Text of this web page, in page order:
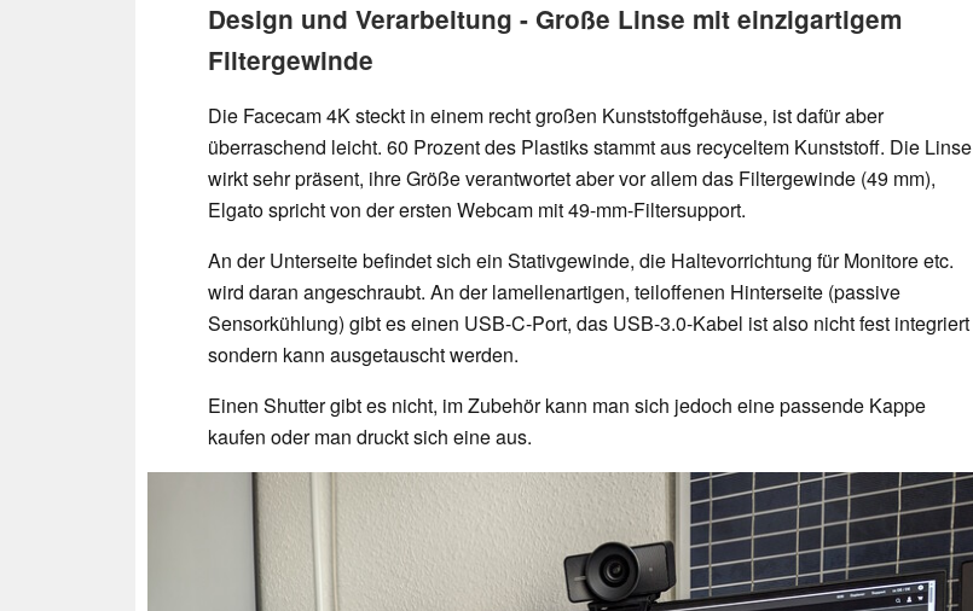
Design und Verarbeitung - Große Linse mit einzigartigem
Filtergewinde
Die Facecam 4K steckt in einem recht großen Kunststoffgehäuse, ist dafür aber
überraschend leicht. 60 Prozent des Plastiks stammt aus recyceltem Kunststoff. Die Linse
wirkt sehr präsent, ihre Größe verantwortet aber vor allem das Filtergewinde (49 mm),
Elgato spricht von der ersten Webcam mit 49-mm-Filtersupport.
An der Unterseite befindet sich ein Stativgewinde, die Haltevorrichtung für Monitore etc.
wird daran angeschraubt. An der lamellenartigen, teiloffenen Hinterseite (passive
Sensorkühlung) gibt es einen USB-C-Port, das USB-3.0-Kabel ist also nicht fest integriert
sondern kann ausgetauscht werden.
Einen Shutter gibt es nicht, im Zubehör kann man sich jedoch eine passende Kappe
kaufen oder man druckt sich eine aus.